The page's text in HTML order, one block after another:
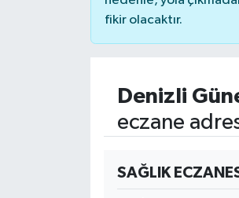
fikir olacaktır.
Denizli
eczane
SAĞLIK